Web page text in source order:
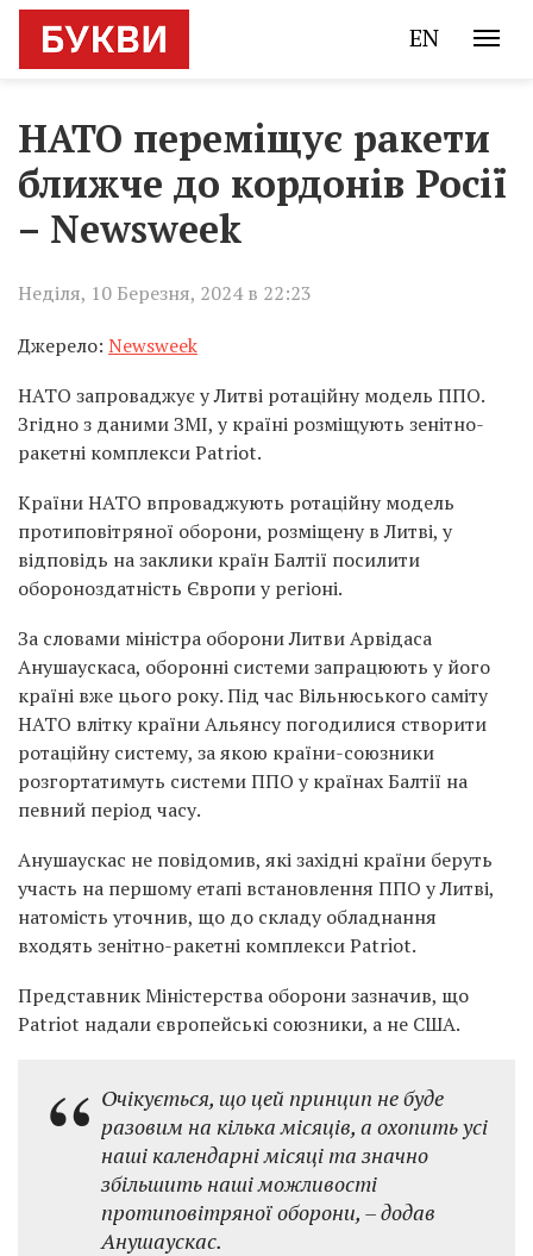
EN
НАТО переміщує ракети
ближче до кордонів Росії
– Newsweek
Неділя, 10 Березня, 2024 в 22:23
Джерело: Newsweek
НАТО запроваджує у Литві ротаційну модель ППО.
Згідно з даними ЗМІ, у країні розміщують зенітно-
ракетні комплекси Patriot.
Країни НАТО впроваджують ротаційну модель
протиповітряної оборони, розміщену в Литві, у
відповідь на заклики країн Балтії посилити
обороноздатність Європи у регіоні.
За словами міністра оборони Литви Арвідаса
Анушаускаса, оборонні системи запрацюють у його
країні вже цього року. Під час Вільнюського саміту
НАТО влітку країни Альянсу погодилися створити
ротаційну систему, за якою країни-союзники
розгортатимуть системи ППО у країнах Балтії на
певний період часу.
Анушаускас не повідомив, які західні країни беруть
участь на першому етапі встановлення ППО у Литві,
натомість уточнив, що до складу обладнання
входять зенітно-ракетні комплекси Patriot.
Представник Міністерства оборони зазначив, що
Patriot надали європейські союзники, а не США.
Очікується, що цей принцип не буде
разовим на кілька місяців, а охопить усі
наші календарні місяці та значно
збільшить наші можливості
протиповітряної оборони, – додав
Анушаускас.